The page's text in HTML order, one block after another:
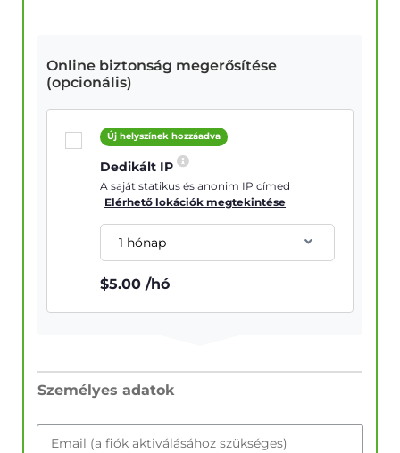
Online biztonság megerősítése
(opcionális)
Új helyszínek hozzáadva
Dedikált IP
A saját statikus és anonim IP címed
Elérhető lokációk megtekintése
1 hónap
$5.00 /hó
Személyes adatok
Email (a fiók aktiválásához szükséges)